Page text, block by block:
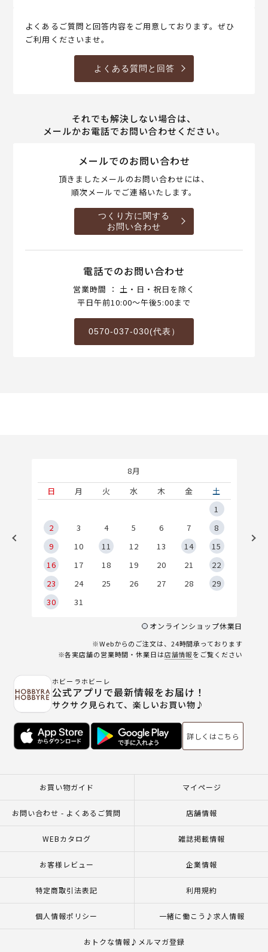
よくあるご質問と回答内容をご用意しております。ぜひ
ご利用くださいませ。
よくある質問と回答
それでも解決しない場合は、
メールかお電話でお問い合わせください。
メールでのお問い合わせ
頂きましたメールのお問い合わせには、
順次メールでご連絡いたします。
つくり方に関する
お問い合わせ
電話でのお問い合わせ
営業時間 ： 土・日・祝日を除く
平日午前10:00～午後5:00まで
0570-037-030(代表）
8月
日
月 火 水 木 金
土
1
2
3 4 5 6 7
8
9
10 11 12 13 14
15
16
17 18 19 20 21
22
23
24 25 26 27 28
29
30
31
オンラインショップ休業日
※Webからのご注文は、24時間承っております
※各実店舗の営業時間・休業日は店舗情報をご覧ください
ホビーラホビーレ
公式アプリで最新情報をお届け！
サクサク見られて、楽しいお買い物♪
詳しくはこちら
お買い物ガイド マイページ
お問い合わせ - よくあるご質問 店舗情報
WEBカタログ 雑誌掲載情報
お客様レビュー 企業情報
特定商取引法表記 利用規約
個人情報ポリシー 一緒に働こう♪求人情報
おトクな情報♪メルマガ登録